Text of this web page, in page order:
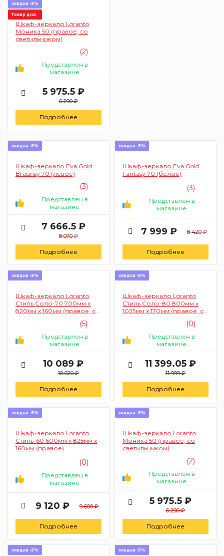
скидка -5%
Товар дня
Шкаф-зеркало Loranto
Моника 50 (правое, со
светильником)
(2)
Представлен в
магазине
5 975.5 ₽
6 290 ₽
Подробнее
скидка -5%
Шкаф-зеркало Eva Gold
Braunsy 70 (левое)
(3)
Представлен в
магазине
7 666.5 ₽
8 070 ₽
Подробнее
скидка -5%
Шкаф-зеркало Eva Gold
Fantasy 70 (белое)
(3)
Представлен в
магазине
7 999 ₽ 8 420 ₽
Подробнее
скидка -5%
Шкаф-зеркало Loranto
Стиль Соло-70 700мм х
820мм х 160мм (правое, с
(5)
Представлен в
магазине
10 089 ₽
10 620 ₽
Подробнее
скидка -5%
Шкаф-зеркало Loranto
Стиль Соло-80 800мм х
1025мм х 170мм (правое, с
(0)
Представлен в
магазине
11 399.05 ₽
11 999 ₽
Подробнее
скидка -5%
Шкаф-зеркало Loranto
Стиль-60 600мм х 825мм х
160мм (правое)
(0)
Представлен в
магазине
9 120 ₽ 9 600 ₽
Подробнее
скидка -5%
Шкаф-зеркало Loranto
Моника 50 (правое, со
светильником)
(2)
Представлен в
магазине
5 975.5 ₽
6 290 ₽
Подробнее
скидка -5% скидка -5%